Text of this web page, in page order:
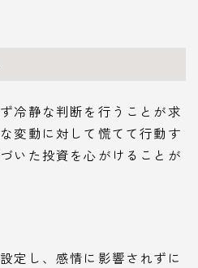
冷静な判断を行うことが求
変動に対して慌てて行動す
いた投資を心がけることが
定し、感情に影響されずに